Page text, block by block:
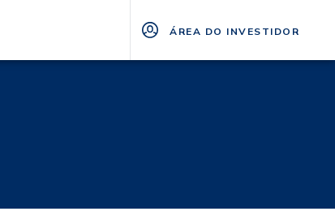
ÁREA DO INVESTIDOR